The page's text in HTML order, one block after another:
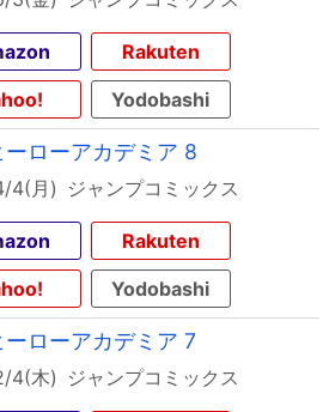
Rakuten
Yodobashi
ーローアカデミア 8
4(月) ジャンプコミックス
Rakuten
Yodobashi
ーローアカデミア 7
4(木) ジャンプコミックス